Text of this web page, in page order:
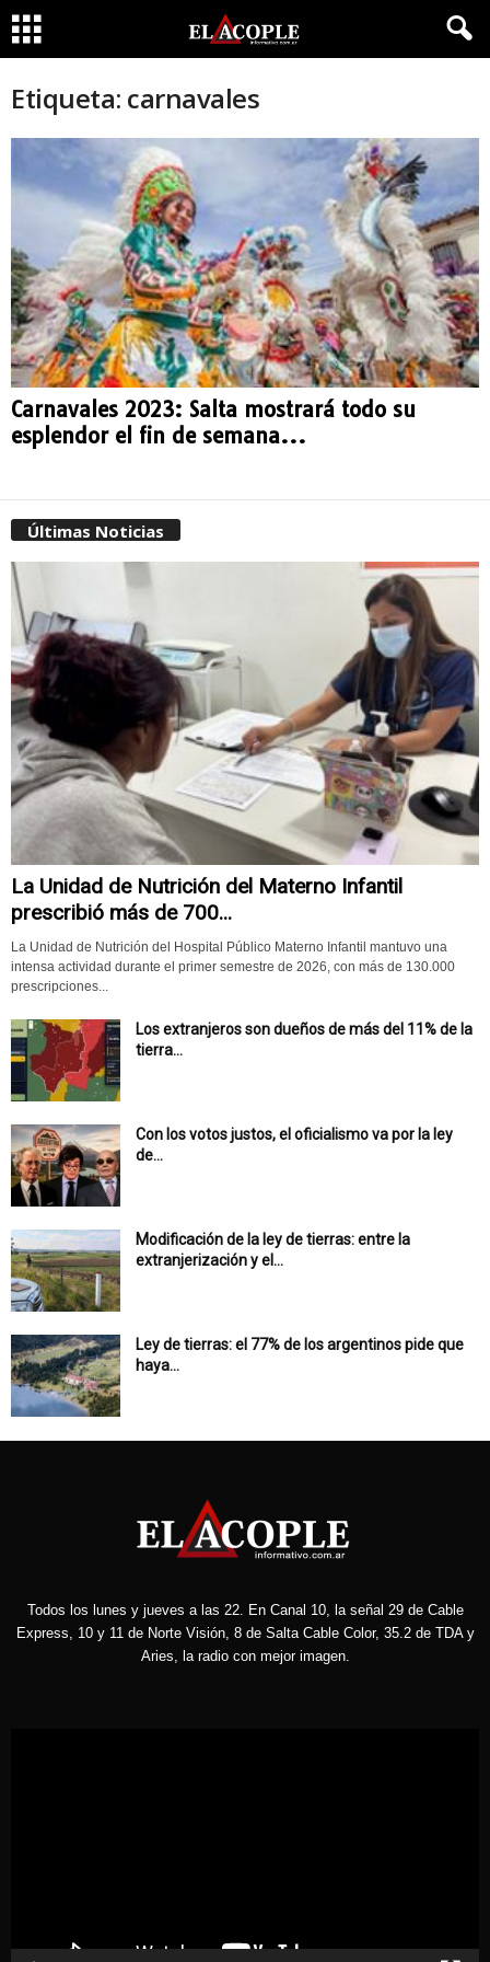
Etiqueta: carnavales
Carnavales 2023: Salta mostrará todo su
esplendor el fin de semana...
Últimas Noticias
La Unidad de Nutrición del Materno Infantil
prescribió más de 700...
La Unidad de Nutrición del Hospital Público Materno Infantil mantuvo una
intensa actividad durante el primer semestre de 2026, con más de 130.000
prescripciones...
Los extranjeros son dueños de más del 11% de la
tierra...
Con los votos justos, el oficialismo va por la ley
de...
Modificación de la ley de tierras: entre la
extranjerización y el...
Ley de tierras: el 77% de los argentinos pide que
haya...
Todos los lunes y jueves a las 22. En Canal 10, la señal 29 de Cable
Express, 10 y 11 de Norte Visión, 8 de Salta Cable Color, 35.2 de TDA y
Aries, la radio con mejor imagen.